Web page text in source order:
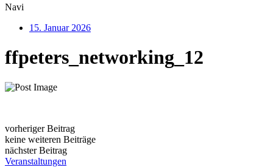
Navi
15. Januar 2026
ffpeters_networking_12
vorheriger Beitrag
keine weiteren Beiträge
nächster Beitrag
Veranstaltungen